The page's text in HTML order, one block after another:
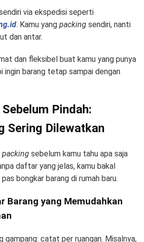
via ekspedisi seperti
. Kamu yang packing sendiri, nanti
dan antar.
dan fleksibel buat kamu yang punya
barang tetap sampai dengan
Pindah:
Sering Dilewatkan
packing sebelum kamu tahu apa saja
daftar yang jelas, kamu bakal
bongkar barang di rumah baru.
Barang yang Memudahkan
gampang: catat per ruangan. Misalnya,